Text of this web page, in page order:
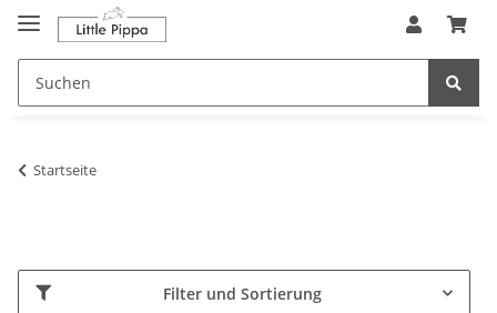
Zum Hauptinhalt springen
springen
Startseite
Filter und Sortierung